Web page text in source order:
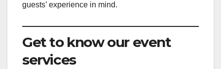
guests’ experience in mind.
Get to know our event
services